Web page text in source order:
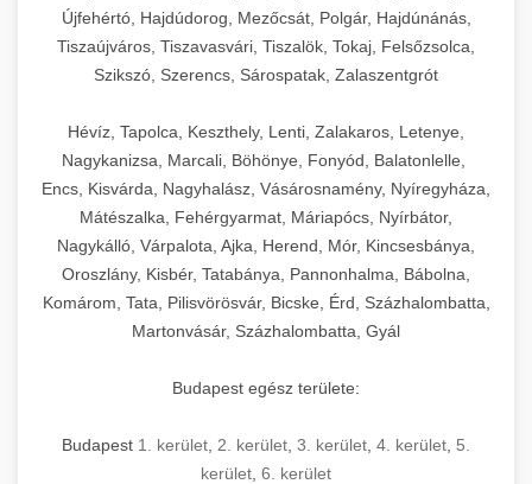
Újfehértó, Hajdúdorog, Mezőcsát, Polgár, Hajdúnánás,
Tiszaújváros, Tiszavasvári, Tiszalök, Tokaj, Felsőzsolca,
Szikszó, Szerencs, Sárospatak, Zalaszentgrót
Hévíz, Tapolca, Keszthely, Lenti, Zalakaros, Letenye,
Nagykanizsa, Marcali, Böhönye, Fonyód, Balatonlelle,
Encs, Kisvárda, Nagyhalász, Vásárosnamény, Nyíregyháza,
Mátészalka, Fehérgyarmat, Máriapócs, Nyírbátor,
Nagykálló, Várpalota, Ajka, Herend, Mór, Kincsesbánya,
Oroszlány, Kisbér, Tatabánya, Pannonhalma, Bábolna,
Komárom, Tata, Pilisvörösvár, Bicske, Érd, Százhalombatta,
Martonvásár, Százhalombatta, Gyál
Budapest egész területe:
Budapest 1. kerület 2. kerület 3. kerület 4. kerület 5.
kerület 6. kerület